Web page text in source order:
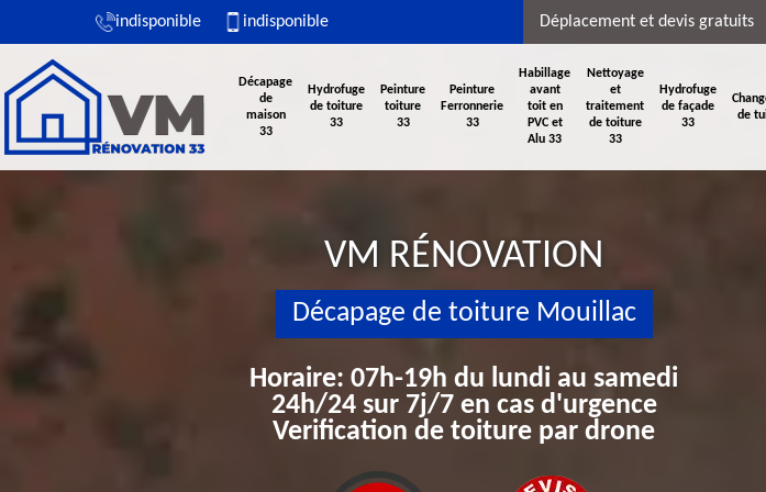
indisponible indisponible Déplacement et devis gratuits
Décapage
de
maison
33
Hydrofuge
de toiture
33
Peinture
toiture
33
Peinture
Ferronnerie
33
Habillage
avant
toit en
PVC et
Alu 33
Nettoyage
et
traitement
de toiture
33
Hydrofuge
de façade
33
de
VM RÉNOVATION
Décapage de toiture Mouillac
Horaire: 07h-19h du lundi au samedi
24h/24 sur 7j/7 en cas d'urgence
Verification de toiture par drone